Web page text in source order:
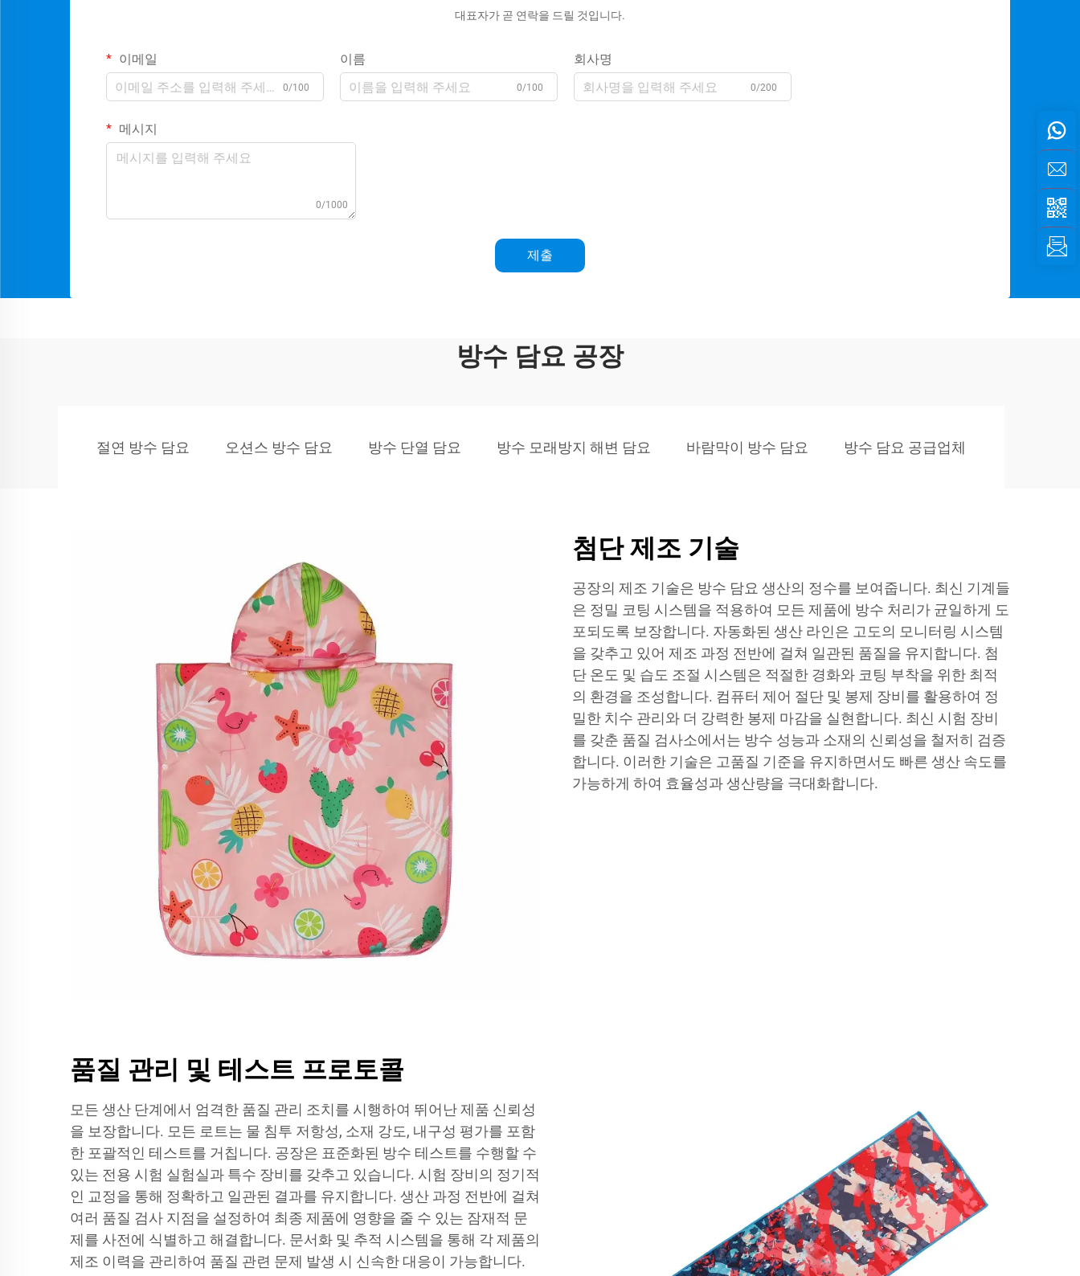
대표자가 곧 연락을 드릴 것입니다.
이메일
0/100
이름
0/100
회사명
0/200
메시지
0/1000
제출
방수 담요 공장
절연 방수 담요 오션스 방수 담요 방수 단열 담요 방수 모래방지 해변 담요 바람막이 방수 담요 방수 담요 공급업체
첨단 제조 기술
공장의 제조 기술은 방수 담요 생산의 정수를 보여줍니다. 최신 기계들
은 정밀 코팅 시스템을 적용하여 모든 제품에 방수 처리가 균일하게 도
포되도록 보장합니다. 자동화된 생산 라인은 고도의 모니터링 시스템
을 갖추고 있어 제조 과정 전반에 걸쳐 일관된 품질을 유지합니다. 첨
단 온도 및 습도 조절 시스템은 적절한 경화와 코팅 부착을 위한 최적
의 환경을 조성합니다. 컴퓨터 제어 절단 및 봉제 장비를 활용하여 정
밀한 치수 관리와 더 강력한 봉제 마감을 실현합니다. 최신 시험 장비
를 갖춘 품질 검사소에서는 방수 성능과 소재의 신뢰성을 철저히 검증
합니다. 이러한 기술은 고품질 기준을 유지하면서도 빠른 생산 속도를
가능하게 하여 효율성과 생산량을 극대화합니다.
품질 관리 및 테스트 프로토콜
모든 생산 단계에서 엄격한 품질 관리 조치를 시행하여 뛰어난 제품 신뢰성
을 보장합니다. 모든 로트는 물 침투 저항성, 소재 강도, 내구성 평가를 포함
한 포괄적인 테스트를 거칩니다. 공장은 표준화된 방수 테스트를 수행할 수
있는 전용 시험 실험실과 특수 장비를 갖추고 있습니다. 시험 장비의 정기적
인 교정을 통해 정확하고 일관된 결과를 유지합니다. 생산 과정 전반에 걸쳐
여러 품질 검사 지점을 설정하여 최종 제품에 영향을 줄 수 있는 잠재적 문
제를 사전에 식별하고 해결합니다. 문서화 및 추적 시스템을 통해 각 제품의
제조 이력을 관리하여 품질 관련 문제 발생 시 신속한 대응이 가능합니다.